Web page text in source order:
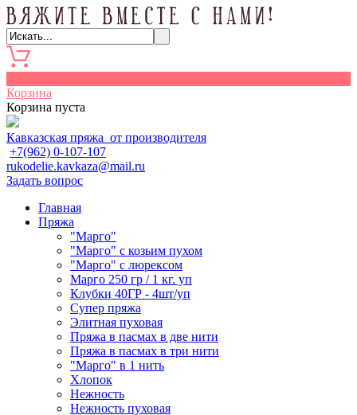
Корзина
Корзина пуста
Кавказская пряжа от производителя
+7(962) 0-107-107
rukodelie.kavkaza@mail.ru
Задать вопрос
Главная
Пряжа
"Марго"
"Марго" с козьим пухом
"Марго" с люрексом
Марго 250 гр / 1 кг. уп
Клубки 40ГР - 4шт/уп
Cупер пряжа
Элитная пуховая
Пряжа в пасмах в две нити
Пряжа в пасмах в три нити
"Марго" в 1 нить
Хлопок
Нежность
Нежность пуховая